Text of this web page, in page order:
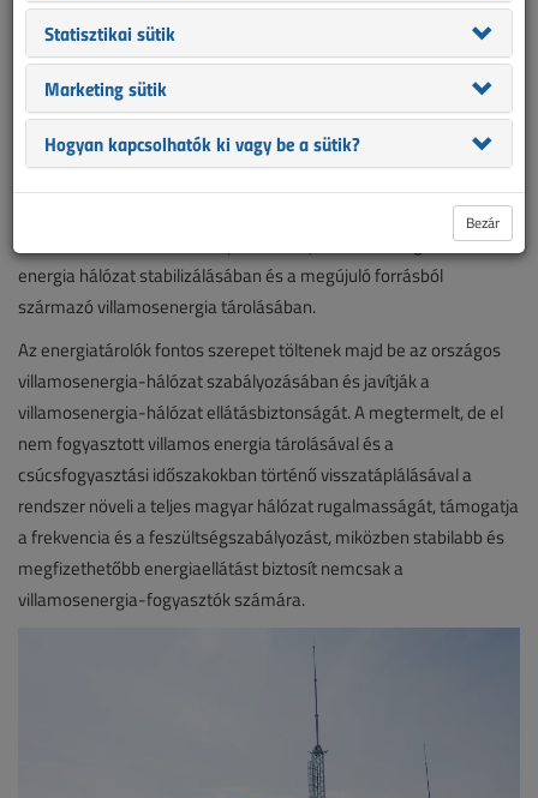
A fejlesztés keretében Buj településen két 49,9 MW-os
akkumulátoros energiatároló létesült A tárolók együttes
teljesítménye 99,8 MW, együttes kapacitása pedig 288,576 MWh.
A két létesítmény együtt Magyarország eddigi legnagyobb
akkumulátoros energiatároló berendezését alkotja.
Magyarország eddigi legnagyobb akkumulátoros energiatároló
berendezése, kiemelt szerepet tölt majd be az országos villamos
energia hálózat stabilizálásában és a megújuló forrásból
származó villamosenergia tárolásában.
Az energiatárolók fontos szerepet töltenek majd be az országos
villamosenergia-hálózat szabályozásában és javítják a
villamosenergia-hálózat ellátásbiztonságát. A megtermelt, de el
nem fogyasztott villamos energia tárolásával és a
csúcsfogyasztási időszakokban történő visszatáplálásával a
rendszer növeli a teljes magyar hálózat rugalmasságát, támogatja
a frekvencia és a feszültségszabályozást, miközben stabilabb és
megfizethetőbb energiaellátást biztosít nemcsak a
villamosenergia-fogyasztók számára.
Statisztikai sütik
Marketing sütik
Hogyan kapcsolhatók ki vagy be a sütik?
Bezár